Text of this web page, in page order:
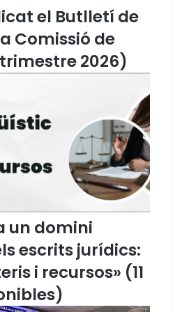
í
c
a
A
d
n
d
a
,
s
'
el Butlletí de
Comissió de
2026)
un domini
escrits jurídics:
i recursos» (11